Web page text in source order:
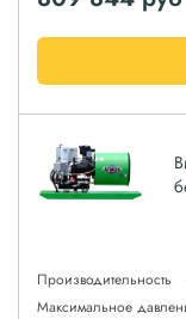
Производительность
Максимальное